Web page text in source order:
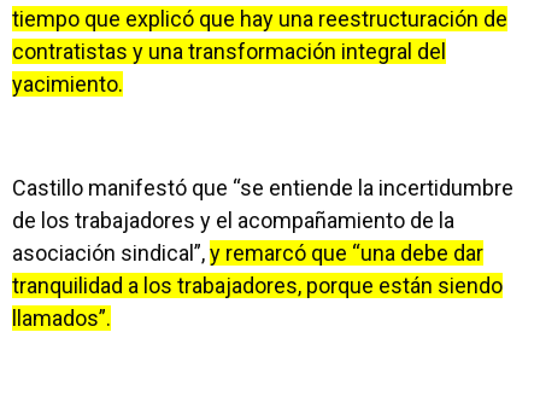
tiempo que explicó que hay una reestructuración de
contratistas y una transformación integral del
yacimiento.
Castillo manifestó que “se entiende la incertidumbre
de los trabajadores y el acompañamiento de la
asociación sindical”,y remarcó que “una debe dar
tranquilidad a los trabajadores, porque están siendo
llamados”.